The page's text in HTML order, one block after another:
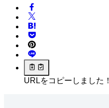
URLをコピーしました！